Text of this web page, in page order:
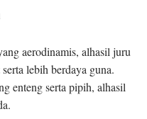
aerodinamis, alhasil juru
lebih berdaya guna.
enteng serta pipih, alhasil